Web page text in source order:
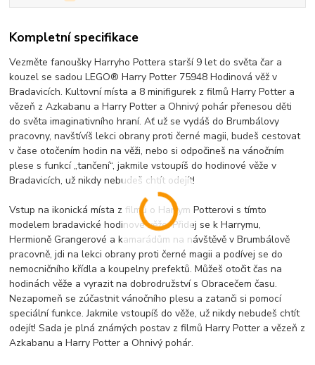
Kompletní specifikace
Vezměte fanoušky Harryho Pottera starší 9 let do světa čar a
kouzel se sadou LEGO® Harry Potter 75948 Hodinová věž v
Bradavicích. Kultovní místa a 8 minifigurek z filmů Harry Potter a
vězeň z Azkabanu a Harry Potter a Ohnivý pohár přenesou děti
do světa imaginativního hraní. Ať už se vydáš do Brumbálovy
pracovny, navštívíš lekci obrany proti černé magii, budeš cestovat
v čase otočením hodin na věži, nebo si odpočineš na vánočním
plese s funkcí „tančení“, jakmile vstoupíš do hodinové věže v
Bradavicích, už nikdy nebudeš chtít odejít!
Vstup na ikonická místa z filmů o Harrym Potterovi s tímto
modelem bradavické hodinové věže. Přidej se k Harrymu,
Hermioně Grangerové a kamarádům na návštěvě v Brumbálově
pracovně, jdi na lekci obrany proti černé magii a podívej se do
nemocničního křídla a koupelny prefektů. Můžeš otočit čas na
hodinách věže a vyrazit na dobrodružství s Obracečem času.
Nezapomeň se zúčastnit vánočního plesu a zatanči si pomocí
speciální funkce. Jakmile vstoupíš do věže, už nikdy nebudeš chtít
odejít! Sada je plná známých postav z filmů Harry Potter a vězeň z
Azkabanu a Harry Potter a Ohnivý pohár.